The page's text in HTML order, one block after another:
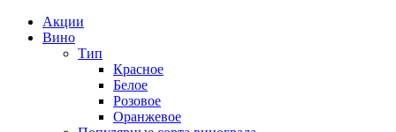
Акции
Вино
Тип
Красное
Белое
Розовое
Оранжевое